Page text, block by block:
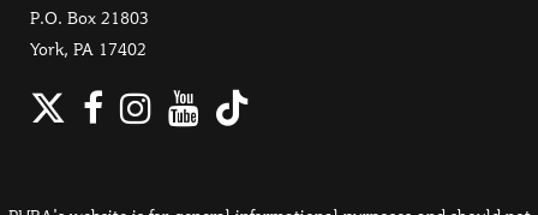
P.O. Box 21803
York, PA 17402
Twitter
Facebook
Instagram
YouTube
TikTok